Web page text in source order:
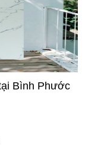
Bình Phước